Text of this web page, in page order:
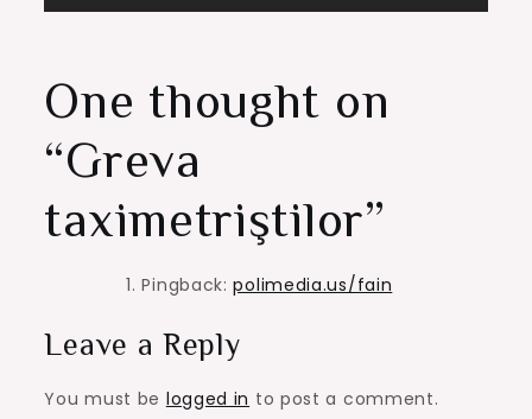
One thought on
“Greva
taximetriştilor”
Pingback:polimedia.us/fain
Leave a Reply
You must be logged in to post a comment.